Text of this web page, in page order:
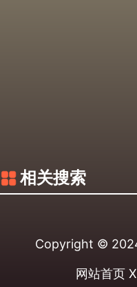
相关搜索
Copyright ©
网站首页